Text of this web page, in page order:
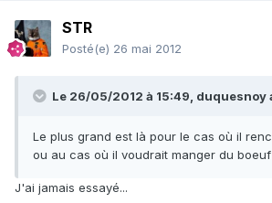
STR
Posté(e) 26 mai 2012
Le 26/05/2012 à 15:49, duquesnoy
Le plus grand est là pour le cas où il
ou au cas où il voudrait manger du
J'ai jamais essayé...